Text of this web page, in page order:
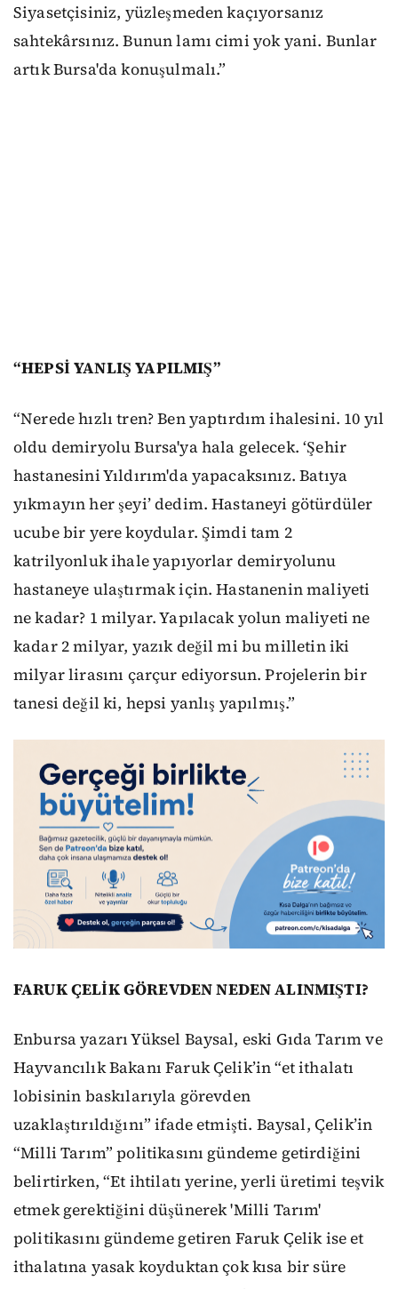
Siyasetçisiniz, yüzleşmeden kaçıyorsanız
sahtekârsınız. Bunun lamı cimi yok yani. Bunlar
artık Bursa'da konuşulmalı.”
“HEPSİ YANLIŞ YAPILMIŞ”
“Nerede hızlı tren? Ben yaptırdım ihalesini. 10 yıl
oldu demiryolu Bursa'ya hala gelecek. ‘Şehir
hastanesini Yıldırım'da yapacaksınız. Batıya
yıkmayın her şeyi’ dedim. Hastaneyi götürdüler
ucube bir yere koydular. Şimdi tam 2
katrilyonluk ihale yapıyorlar demiryolunu
hastaneye ulaştırmak için. Hastanenin maliyeti
ne kadar? 1 milyar. Yapılacak yolun maliyeti ne
kadar 2 milyar, yazık değil mi bu milletin iki
milyar lirasını çarçur ediyorsun. Projelerin bir
tanesi değil ki, hepsi yanlış yapılmış.”
FARUK ÇELİK GÖREVDEN NEDEN ALINMIŞTI?
Enbursa yazarı Yüksel Baysal, eski Gıda Tarım ve
Hayvancılık Bakanı Faruk Çelik’in “et ithalatı
lobisinin baskılarıyla görevden
uzaklaştırıldığını” ifade etmişti. Baysal, Çelik’in
“Milli Tarım” politikasını gündeme getirdiğini
belirtirken, “Et ihtilatı yerine, yerli üretimi teşvik
etmek gerektiğini düşünerek 'Milli Tarım'
politikasını gündeme getiren Faruk Çelik ise et
ithalatına yasak koyduktan çok kısa bir süre